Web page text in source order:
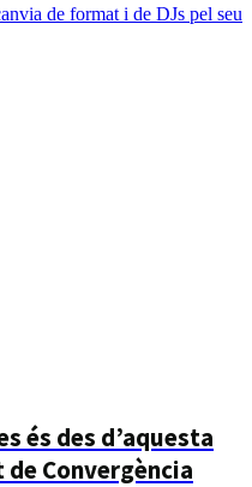
de format i de DJs pel seu
és des d’aquesta
Convergència